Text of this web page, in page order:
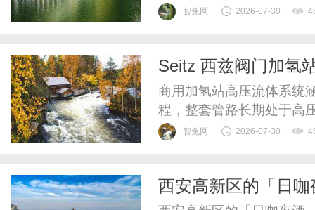
质碳酸镁22mg，甘羟铝
基础上科学配伍重质...
智兔网 2026-07-30
Seitz 西兹阀门加氢
控标准
商用加氢站高压流体系统
程，整套管路长期处于高
专属的设备准入与安全管
期运行易出现气密衰减、
智兔网 2026-07-30
西安高新区的「日